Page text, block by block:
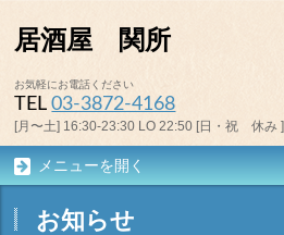
居酒屋 関所
お気軽にお電話ください
TEL03-3872-4168
[月〜土] 16:30-23:30 LO 22:50 [日・祝 休み ]
メニューを開く
お知らせ